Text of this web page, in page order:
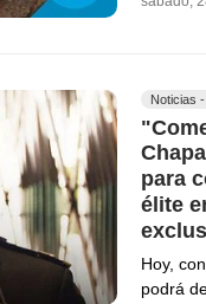
Noticias
para
élite
Hoy,
podrá